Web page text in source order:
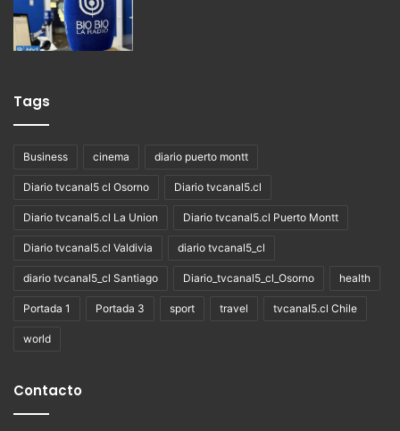
Tags
Business cinema diario puerto montt
Diario tvcanal5 cl Osorno Diario tvcanal5.cl
Diario tvcanal5.cl La Union Diario tvcanal5.cl Puerto Montt
Diario tvcanal5.cl Valdivia diario tvcanal5_cl
diario tvcanal5_cl Santiago Diario_tvcanal5_cl_Osorno health
Portada 1 Portada 3 sport travel tvcanal5.cl Chile
world
Contacto